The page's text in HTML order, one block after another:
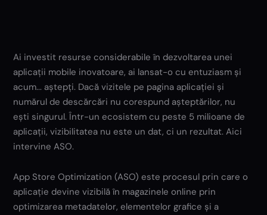
Ai investit resurse considerabile în dezvoltarea unei
aplicații mobile inovatoare, ai lansat-o cu entuziasm și
acum... aștepți. Dacă vizitele pe pagina aplicației și
numărul de descărcări nu corespund așteptărilor, nu
ești singurul. Într-un ecosistem cu peste 5 milioane de
aplicații, vizibilitatea nu este un dat, ci un rezultat. Aici
intervine ASO.
App Store Optimization (ASO) este procesul prin care o
aplicație devine vizibilă în magazinele online prin
optimizarea metadatelor, elementelor grafice și a